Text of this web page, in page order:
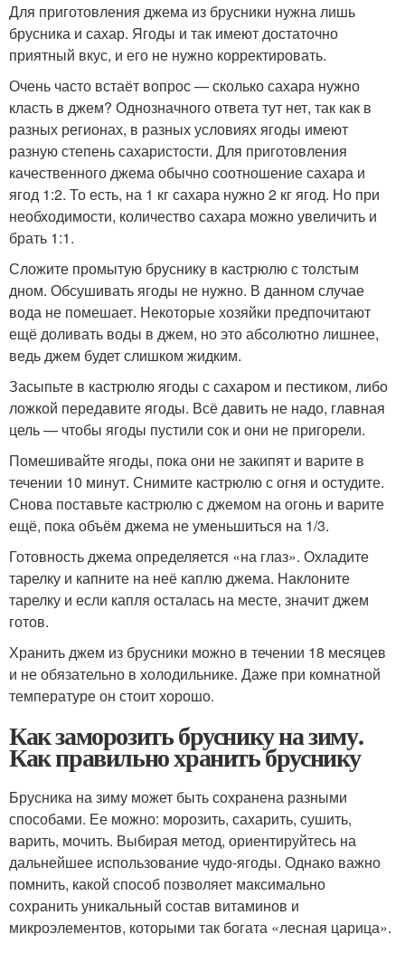
Для приготовления джема из брусники нужна лишь
брусника и сахар. Ягоды и так имеют достаточно
приятный вкус, и его не нужно корректировать.
Очень часто встаёт вопрос — сколько сахара нужно
класть в джем? Однозначного ответа тут нет, так как в
разных регионах, в разных условиях ягоды имеют
разную степень сахаристости. Для приготовления
качественного джема обычно соотношение сахара и
ягод 1:2. То есть, на 1 кг сахара нужно 2 кг ягод. Но при
необходимости, количество сахара можно увеличить и
брать 1:1.
Сложите промытую бруснику в кастрюлю с толстым
дном. Обсушивать ягоды не нужно. В данном случае
вода не помешает. Некоторые хозяйки предпочитают
ещё доливать воды в джем, но это абсолютно лишнее,
ведь джем будет слишком жидким.
Засыпьте в кастрюлю ягоды с сахаром и пестиком, либо
ложкой передавите ягоды. Всё давить не надо, главная
цель — чтобы ягоды пустили сок и они не пригорели.
Помешивайте ягоды, пока они не закипят и варите в
течении 10 минут. Снимите кастрюлю с огня и остудите.
Снова поставьте кастрюлю с джемом на огонь и варите
ещё, пока объём джема не уменьшиться на 1/3.
Готовность джема определяется «на глаз». Охладите
тарелку и капните на неё каплю джема. Наклоните
тарелку и если капля осталась на месте, значит джем
готов.
Хранить джем из брусники можно в течении 18 месяцев
и не обязательно в холодильнике. Даже при комнатной
температуре он стоит хорошо.
Как заморозить бруснику на зиму.
Как правильно хранить бруснику
Брусника на зиму может быть сохранена разными
способами. Ее можно: морозить, сахарить, сушить,
варить, мочить. Выбирая метод, ориентируйтесь на
дальнейшее использование чудо-ягоды. Однако важно
помнить, какой способ позволяет максимально
сохранить уникальный состав витаминов и
микроэлементов, которыми так богата «лесная царица».